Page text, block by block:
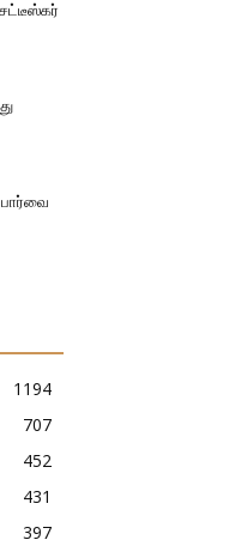
1194
707
452
431
397